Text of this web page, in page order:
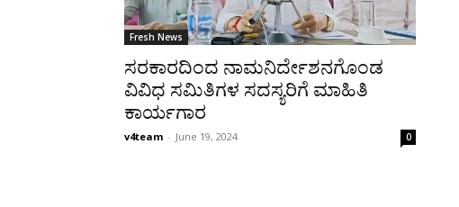
Fresh News
ಸರಕಾರದಿಂದ ನಾಮನಿರ್ದೇಶನಗೊಂಡ
ವಿವಿಧ ಸಮಿತಿಗಳ ಸದಸ್ಯರಿಗೆ ಮಾಹಿತಿ
ಕಾರ್ಯಗಾರ
v4team - June 19, 2024 0